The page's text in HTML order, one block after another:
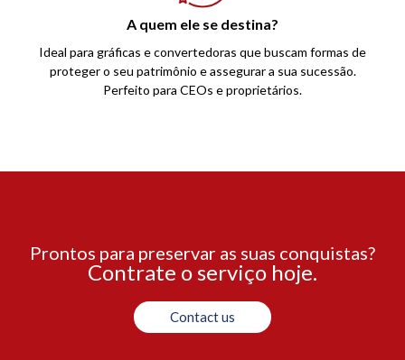
A quem ele se destina?
Ideal para gráficas e convertedoras que buscam formas de
proteger o seu patrimônio e assegurar a sua sucessão.
Perfeito para CEOs e proprietários.
Prontos para preservar as suas conquistas?
Contrate o serviço hoje.
Contact us